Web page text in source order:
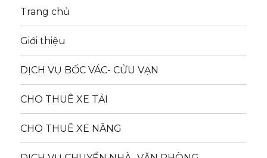
Trang chủ
Giới thiệu
DỊCH VỤ BỐC VÁC- CỬU VẠN
CHO THUÊ XE TẢI
CHO THUÊ XE NÂNG